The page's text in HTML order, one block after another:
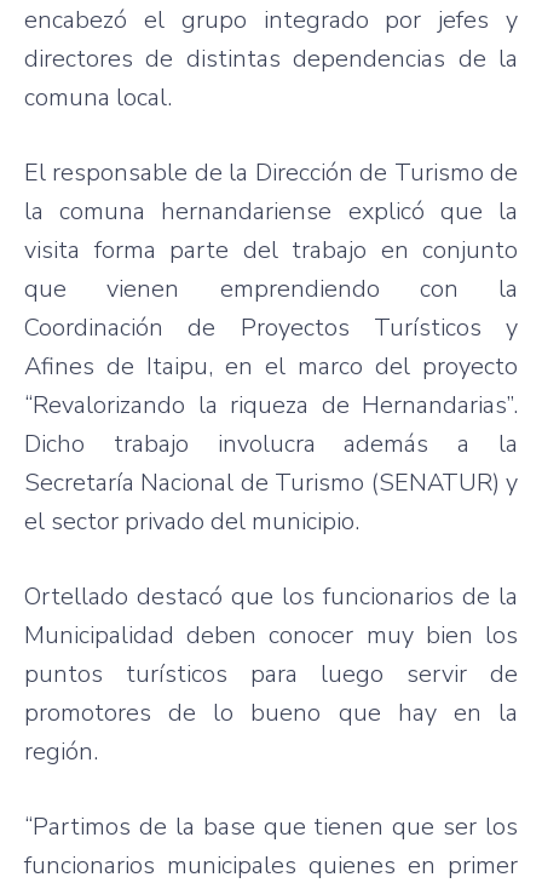
encabezó el grupo integrado por jefes y
directores de distintas dependencias de la
comuna local.
El responsable de la Dirección de Turismo de
lacomuna hernandariense explicó que la
visita forma parte del trabajo en conjunto
que
vienen emprendiendo con la
Coordinación de Proyectos Turísticos y
Afines de Itaipu, en el marco del proyecto
“Revalorizando la riqueza de Hernandarias”.
Dicho
trabajo involucra además a la
Secretaría Nacional de Turismo (SENATUR) y
el sector privado del municipio.
Ortellado destacó que losfuncionarios de la
Municipalidad deben conocer muy bien los
puntos
turísticos para luego servir de
promotores de lo bueno que hay en la
región.
“Partimos de la base que tienen que ser los
funcionarios municipales quienes en primer